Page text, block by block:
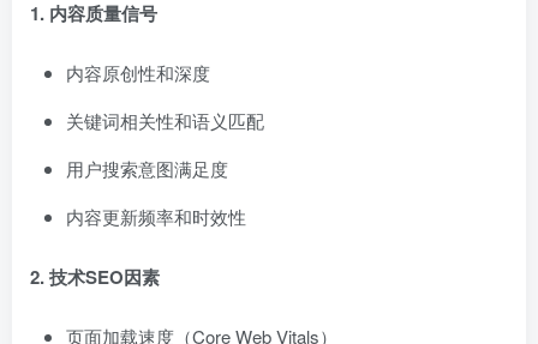
1. 内容质量信号
内容原创性和深度
关键词相关性和语义匹配
用户搜索意图满足度
内容更新频率和时效性
2. 技术SEO因素
页面加载速度（Core Web Vitals）